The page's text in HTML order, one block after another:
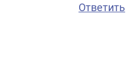
Ответить